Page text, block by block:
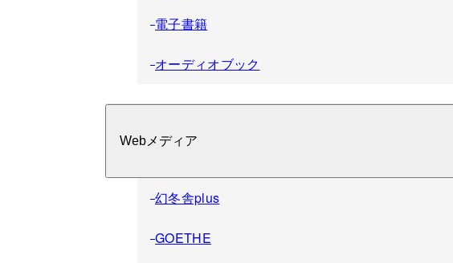
電子書籍
オーディオブック
Webメディア
幻冬舎plus
GOETHE